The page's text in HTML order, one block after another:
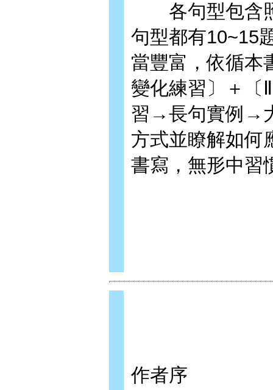
各句型包含照
句型都有10~15
當豐富，依循
變化練習〕＋
習→長句實例→
方式並瞭解如何
書寫，無形中習
作者序